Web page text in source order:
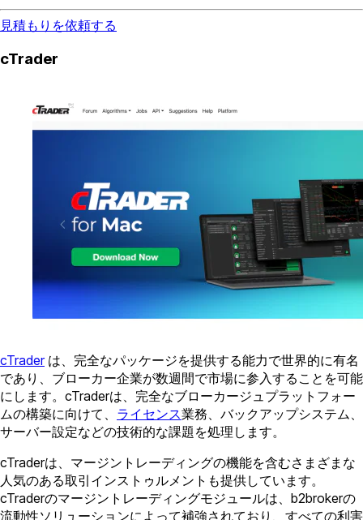
見積もりを依頼する
cTrader
cTraderは、完全なパッケージを提供する能力で世界的に有名
であり、ブローカー企業が数週間で市場に参入することを可能
にします。cTraderは、完全なブローカージュプラットフォー
ムの構築に向けて、 ライセンス業務、バックアップシステム、
サーバー設定などの技術的な課題を処理します。
cTraderは、マージントレーディングの機能を含むさまざまな
人気のある取引インストゥルメントも提供しています。
cTraderのマージントレーディングモジュールは、b2brokerの
流動性ソリューションによって補強されており、すべての利害